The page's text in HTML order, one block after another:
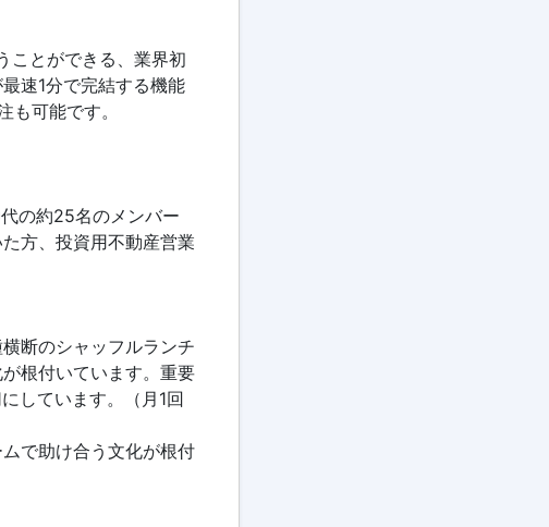
ことができる、業界初
速1分で完結する機能
可能です。
の約25名のメンバー
方、投資用不動産営業
断のシャッフルランチ
根付いています。重要
しています。（月1回
で助け合う文化が根付